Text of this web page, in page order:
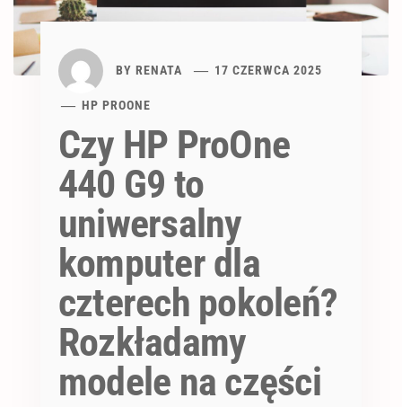
BY RENATA 17 CZERWCA 2025
HP PROONE
Czy HP ProOne
440 G9 to
uniwersalny
komputer dla
czterech pokoleń?
Rozkładamy
modele na części